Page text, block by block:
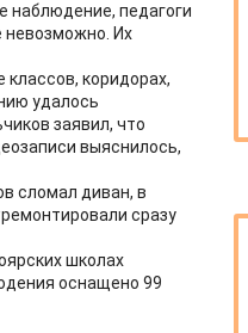
наблюдение, педагоги
невозможно. Их
коридорах,
удалось
заявил, что
выяснилось,
сломал диван, в
сразу
школах
оснащено 99